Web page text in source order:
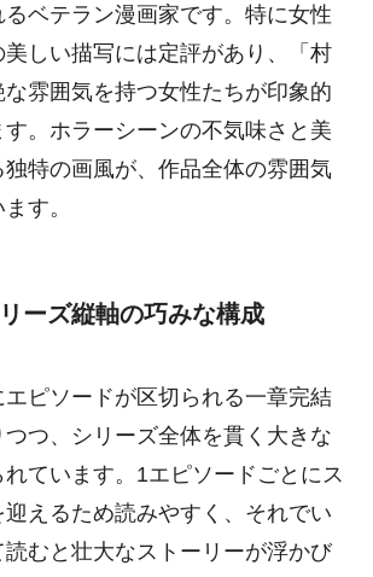
ベテラン漫画家です。特に女性
しい描写には定評があり、「村
雰囲気を持つ女性たちが印象的
。ホラーシーンの不気味さと美
独特の画風が、作品全体の雰囲気
す。
ーズ縦軸の巧みな構成
ピソードが区切られる一章完結
つ、シリーズ全体を貫く大きな
ています。1エピソードごとにス
迎えるため読みやすく、それでい
むと壮大なストーリーが浮かび